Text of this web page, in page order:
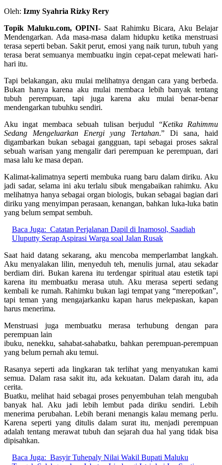
Oleh: Izmy Syahria Rizky Rery
Topik Maluku.com, OPINI- Saat Rahimku Bicara, Aku Belajar
Mendengarkan. Ada masa-masa dalam hidupku ketika menstruasi
terasa seperti beban. Sakit perut, emosi yang naik turun, tubuh yang
terasa berat semuanya membuatku ingin cepat-cepat melewati hari-
hari itu.
Tapi belakangan, aku mulai melihatnya dengan cara yang berbeda.
Bukan hanya karena aku mulai membaca lebih banyak tentang
tubuh perempuan, tapi juga karena aku mulai benar-benar
mendengarkan tubuhku sendiri.
Aku ingat membaca sebuah tulisan berjudul “Ketika Rahimmu
Sedang Mengeluarkan Energi yang Tertahan.” Di sana, haid
digambarkan bukan sebagai gangguan, tapi sebagai proses sakral
sebuah warisan yang mengalir dari perempuan ke perempuan, dari
masa lalu ke masa depan.
Kalimat-kalimatnya seperti membuka ruang baru dalam diriku. Aku
jadi sadar, selama ini aku terlalu sibuk mengabaikan rahimku. Aku
melihatnya hanya sebagai organ biologis, bukan sebagai bagian dari
diriku yang menyimpan perasaan, kenangan, bahkan luka-luka batin
yang belum sempat sembuh.
Baca Juga: Catatan Perjalanan Dapil di Inamosol, Saadiah
Uluputty Serap Aspirasi Warga soal Jalan Rusak
Saat haid datang sekarang, aku mencoba memperlambat langkah.
Aku menyalakan lilin, menyeduh teh, menulis jurnal, atau sekadar
berdiam diri. Bukan karena itu terdengar spiritual atau estetik tapi
karena itu membuatku merasa utuh. Aku merasa seperti sedang
kembali ke rumah. Rahimku bukan lagi tempat yang “merepotkan”,
tapi teman yang mengajarkanku kapan harus melepaskan, kapan
harus menerima.
Menstruasi juga membuatku merasa terhubung dengan para
perempuan lain
ibuku, nenekku, sahabat-sahabatku, bahkan perempuan-perempuan
yang belum pernah aku temui.
Rasanya seperti ada lingkaran tak terlihat yang menyatukan kami
semua. Dalam rasa sakit itu, ada kekuatan. Dalam darah itu, ada
cerita.
Buatku, melihat haid sebagai proses penyembuhan telah mengubah
banyak hal. Aku jadi lebih lembut pada diriku sendiri. Lebih
menerima perubahan. Lebih berani menangis kalau memang perlu.
Karena seperti yang ditulis dalam surat itu, menjadi perempuan
adalah tentang merawat tubuh dan sejarah dua hal yang tidak bisa
dipisahkan.
Baca Juga: Basyir Tuhepaly Nilai Wakil Bupati Maluku